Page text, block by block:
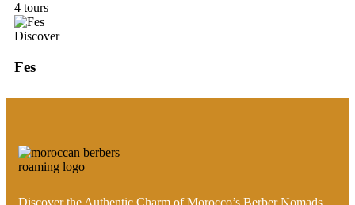
4 tours
Discover
Fes